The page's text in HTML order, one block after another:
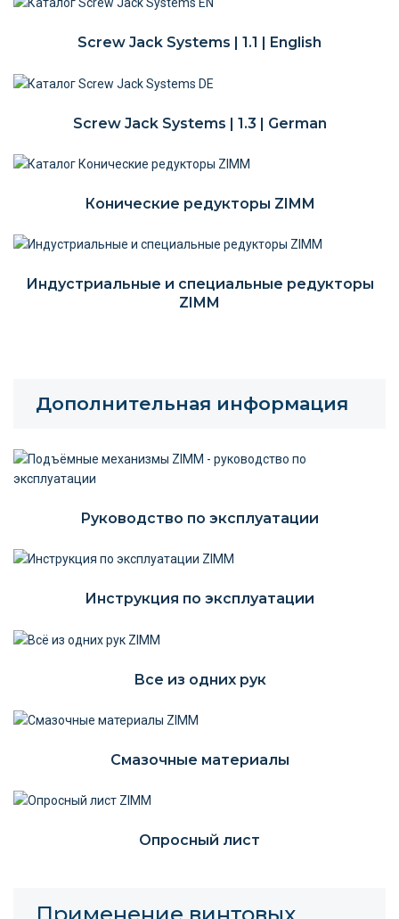
Screw Jack Systems | 1.1 | English
Screw Jack Systems | 1.3 | German
Конические редукторы ZIMM
Индустриальные и специальные редукторы
ZIMM
Дополнительная информация
Руководство по эксплуатации
Инструкция по эксплуатации
Все из одних рук
Смазочные материалы
Опросный лист